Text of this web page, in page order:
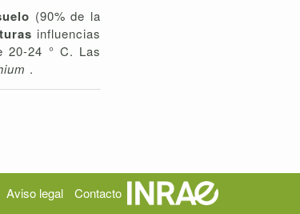
(90% de la
influencias
20-24 ° C. Las
.
Aviso legal Contacto